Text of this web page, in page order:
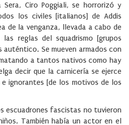
Sera, Ciro Poggiali, se horrorizó y
los civiles [italianos] de Addis
de la venganza, llevada a cabo de
reglas del squadrismo [grupos
Se mueven armados con
a tantos nativos como hay
decir que la carnicería se ejerce
ignorantes [de los motivos de los
escuadrones fascistas no tuvieron
También había un actor en el